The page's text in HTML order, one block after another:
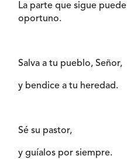
La parte que sigue
oportuno.
Salva a tu pueblo, Señor,
y bendice a tu heredad.
Sé su pastor,
y guíalos por siempre.